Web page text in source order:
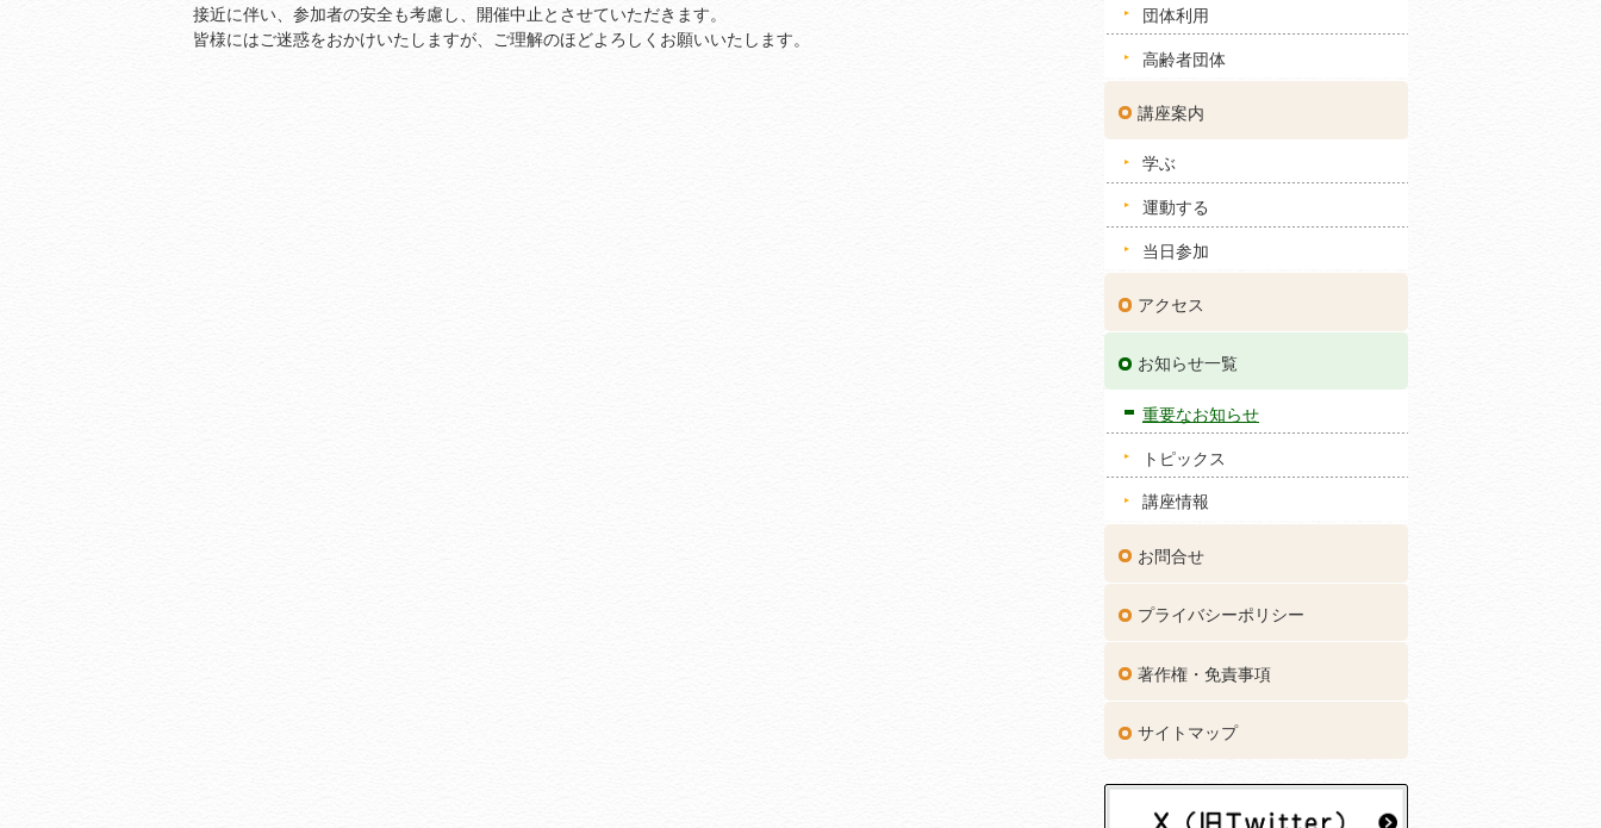
接近に伴い、参加者の安全も考慮し、開催中止とさせていただきます。
皆様にはご迷惑をおかけいたしますが、ご理解のほどよろしくお願いいたします。
団体利用
高齢者団体
講座案内
学ぶ
運動する
当日参加
アクセス
お知らせ一覧
重要なお知らせ
トピックス
講座情報
お問合せ
プライバシーポリシー
著作権・免責事項
サイトマップ